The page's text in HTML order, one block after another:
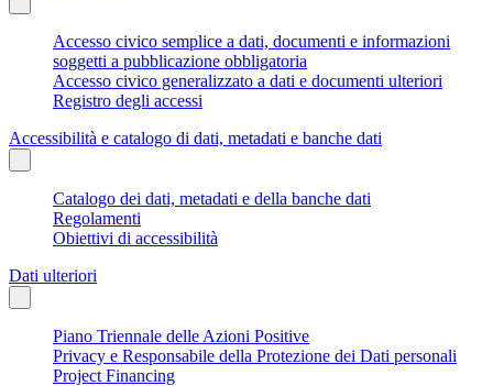
Accesso civico semplice a dati, documenti e informazioni
soggetti a pubblicazione obbligatoria
Accesso civico generalizzato a dati e documenti ulteriori
Registro degli accessi
Accessibilità e catalogo di dati, metadati e banche dati
Catalogo dei dati, metadati e della banche dati
Regolamenti
Obiettivi di accessibilità
Dati ulteriori
Piano Triennale delle Azioni Positive
Privacy e Responsabile della Protezione dei Dati personali
Project Financing